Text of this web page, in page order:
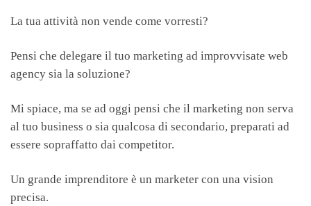
La tua attività non vende come vorresti?
Pensi che delegare il tuo marketing ad improvvisate web
agency sia la soluzione?
Mi spiace, ma se ad oggi pensi che il marketing non serva
al tuo business o sia qualcosa di secondario, preparati ad
essere sopraffatto dai competitor.
Un grande imprenditore è un marketer con una vision
precisa.